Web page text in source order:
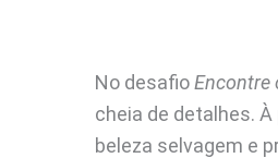
No desafioEncontre
cheia de detalhes.
beleza selvagem e